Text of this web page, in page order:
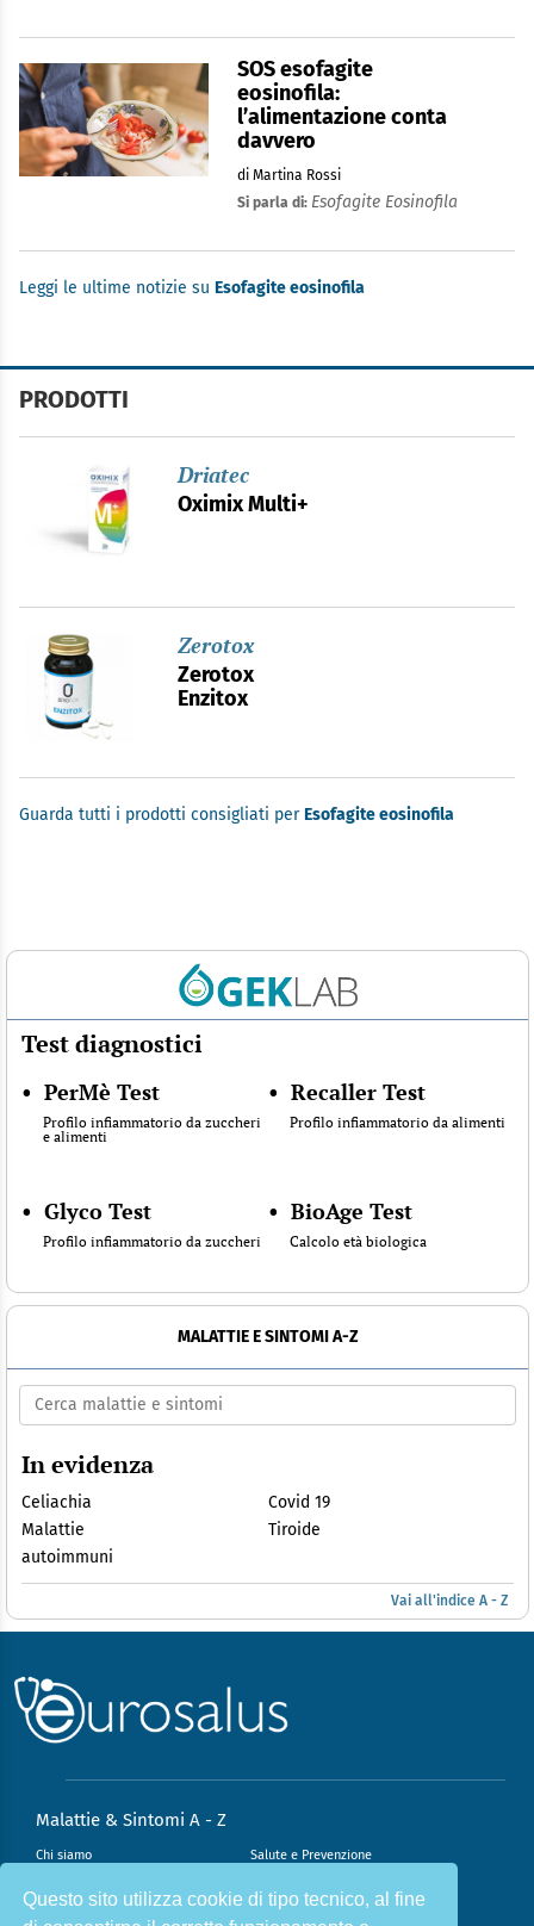
Questo sito utilizza cookie di tipo tecnico, al fine
SOS esofagite
eosinofila:
l’alimentazione conta
davvero
di Martina Rossi
Si parla di: Esofagite Eosinofila
Leggi le ultime notizie su Esofagite eosinofila
PRODOTTI
Driatec
Oximix Multi+
Zerotox
Zerotox
Enzitox
Guarda tutti i prodotti consigliati perEsofagite eosinofila
Test diagnostici
• PerMè Test
Profilo infiammatorio da zuccheri
e alimenti
• Recaller Test
Profilo infiammatorio da alimenti
• Glyco Test
Profilo infiammatorio da zuccheri
• BioAge Test
Calcolo età biologica
MALATTIE E SINTOMI A-Z
In evidenza
Celiachia
Covid 19
Malattie
autoimmuni
Tiroide
Vai all'indice A - Z
Malattie & Sintomi A - Z
Chi siamo Salute e Prevenzione
Infiammazione e Allergia Direzione scientifica